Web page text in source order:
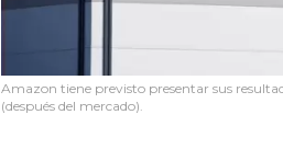
Amazon tiene previsto presentar sus
(después del mercado).